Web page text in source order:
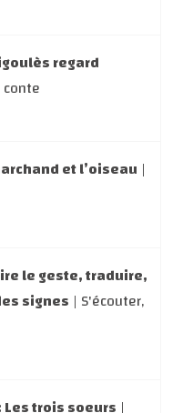
regard
et l’oiseau |
le geste, traduire,
signes | S'écouter,